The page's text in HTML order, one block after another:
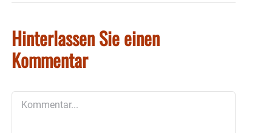
Hinterlassen Sie einen
Kommentar